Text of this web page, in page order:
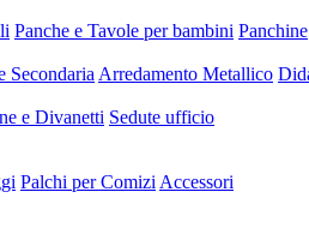
Panche e Tavole per bambini Panchine
Secondaria Arredamento Metallico
e Divanetti Sedute ufficio
Palchi per Comizi Accessori